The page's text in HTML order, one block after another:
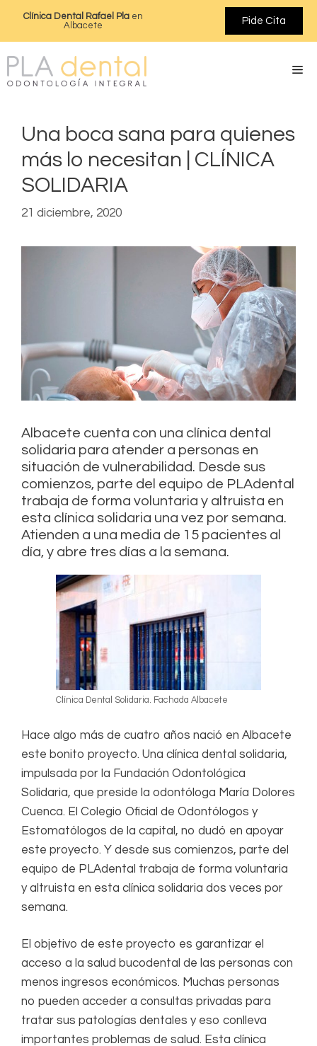
Clínica Dental Rafael Plaen
Albacete
Pide Cita
Una boca sana para quienes
más lo necesitan | CLÍNICA
SOLIDARIA
21 diciembre, 2020
Albacete cuenta con una clínica dental
solidaria para atender a personas en
situación de vulnerabilidad. Desde sus
comienzos, parte del equipo de PLAdental
trabaja de forma voluntaria y altruista en
esta clínica solidaria una vez por semana.
Atienden a una media de 15 pacientes al
día, y abre tres días a la semana.
Clínica Dental Solidaria. Fachada Albacete
Hace algo más de cuatro años nació en Albacete
este bonito proyecto. Una clínica dental solidaria,
impulsada por la Fundación Odontológica
Solidaria, que preside la odontóloga María Dolores
Cuenca. El Colegio Oficial de Odontólogos y
Estomatólogos de la capital, no dudó en apoyar
este proyecto. Y desde sus comienzos, parte del
equipo de PLAdental trabaja de forma voluntaria
y altruista en esta clínica solidaria dos veces por
semana.
El objetivo de este proyecto es garantizar el
acceso a la salud bucodental de las personas con
menos ingresos económicos. Muchas personas
no pueden acceder a consultas privadas para
tratar sus patologías dentales y eso conlleva
importantes problemas de salud. Esta clínica